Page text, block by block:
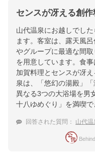
センスが冴える創
山代温泉にお越しでし
ます。客室は、露天風
やグループに最適な間
を用意しています。食
加賀料理とセンスが冴
泉は、「悠幻の湯殿」
異なる3つの大浴場を男
十八ゆめぐり」を満喫で
回答された質問： 山代温泉